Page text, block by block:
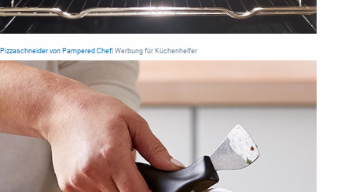
Pizzaschneider von Pampered Chef | Werbung für Küchenhelfer